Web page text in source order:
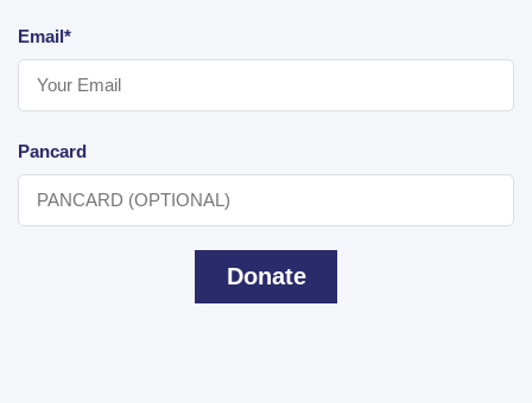
Email*
Pancard
Donate